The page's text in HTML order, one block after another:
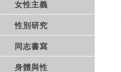
女性主義
性別研究
同志書寫
身體與性